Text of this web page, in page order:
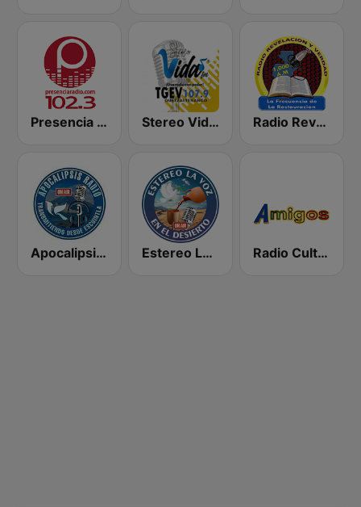
Presencia Radio Stereo Vida 107.9 FM Radio Revelacion y Verdad
Apocalipsis Radio Estereo La Voz En El Desierto Radio Cultural Amigos